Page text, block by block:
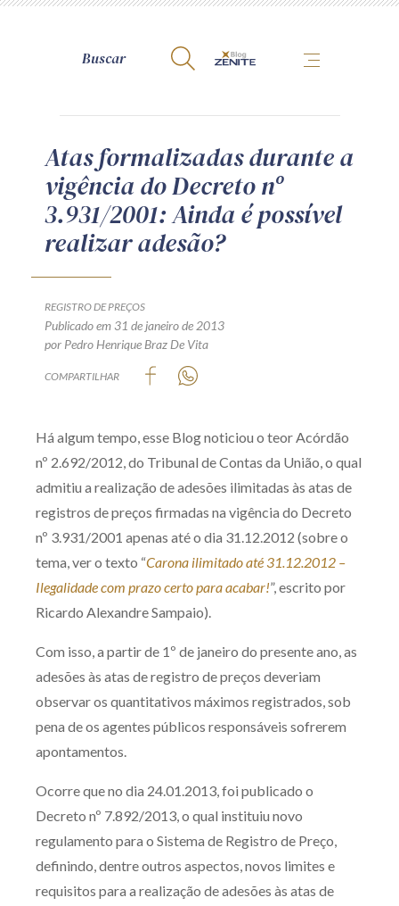
A Zênite
Como publicar conosco
Site da Zênite
Contato
Guia de Direitos dos Titulares de Dados
Encarregado (contato)
Zênite Fácil IA
Zênite Play
Orientação por Escrito
Mentoria Zênite
Capacitação
Zênite Online
Zênite in Company
Receba por RSS
Av. Sete de Setembro, 4698
Atas formalizadas durante a
vigência do Decreto nº
3.931/2001: Ainda é possível
realizar adesão?
REGISTRO DE PREÇOS
Publicado em 31 de janeiro de 2013
por Pedro Henrique Braz De Vita
COMPARTILHAR
Há algum tempo, esse Blog noticiou o teor Acórdão
nº 2.692/2012, do Tribunal de Contas da União, o qual
admitiu a realização de adesões ilimitadas às atas de
registros de preços firmadas na vigência do Decreto
nº 3.931/2001 apenas até o dia 31.12.2012 (sobre o
tema, ver o texto “Carona ilimitado até 31.12.2012 –
Ilegalidade com prazo certo para acabar!”, escrito por
Ricardo Alexandre Sampaio).
Com isso, a partir de 1º de janeiro do presente ano, as
adesões às atas de registro de preços deveriam
observar os quantitativos máximos registrados, sob
pena de os agentes públicos responsáveis sofrerem
apontamentos.
Ocorre que no dia 24.01.2013, foi publicado o
Decreto nº 7.892/2013, o qual instituiu novo
regulamento para o Sistema de Registro de Preço,
definindo, dentre outros aspectos, novos limites e
requisitos para a realização de adesões às atas de